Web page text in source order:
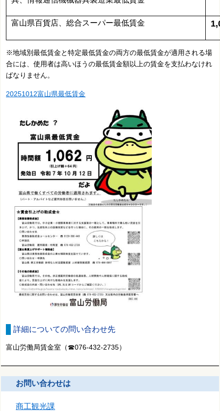
富山県百貨店、総合スーパー最低賃金
※地域別最低賃金と特定最低賃金の両方の最低賃金が適用される場
合には、使用者は高いほうの最低賃金額以上の賃金を支払わなけれ
ばなりません。
20251012富山県最低賃金
詳細についての問い合わせ先
富山労働局賃金室（☎076-432-2735）
お問い合わせは
商工観光課